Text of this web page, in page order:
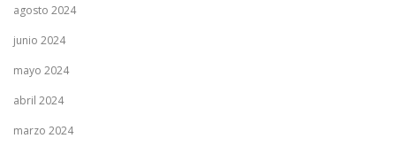
agosto 2024
junio 2024
mayo 2024
abril 2024
marzo 2024